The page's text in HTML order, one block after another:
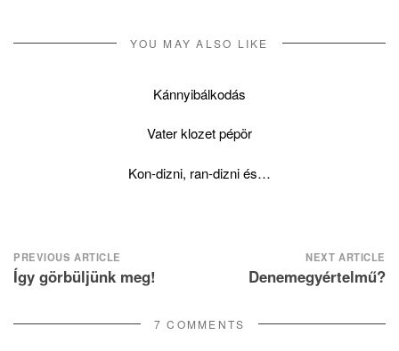
YOU MAY ALSO LIKE
Kánnyibálkodás
Vater klozet pépör
Kon-dizni, ran-dizni és…
Post
navigation
PREVIOUS ARTICLE
Így görbüljünk meg!
NEXT ARTICLE
Denemegyértelmű?
7 COMMENTS